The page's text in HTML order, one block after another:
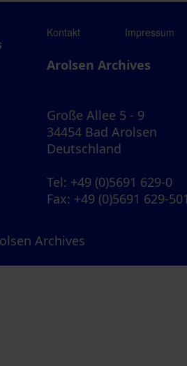
Kontakt Impressum
Arolsen Archives
Große Allee 5 - 9
34454 Bad Arolsen
Deutschland
Tel: +49 (0)5691 629-0
Fax: +49 (0)5691 629-
Archives